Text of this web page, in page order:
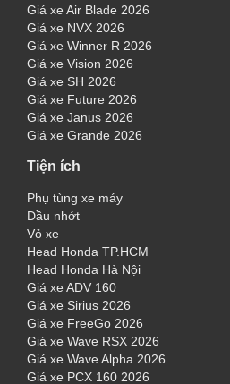
Giá xe Air Blade 2026
Giá xe NVX 2026
Giá xe Winner R 2026
Giá xe Vision 2026
Giá xe SH 2026
Giá xe Future 2026
Giá xe Janus 2026
Giá xe Grande 2026
Tiện ích
Phụ tùng xe máy
Dầu nhớt
Vỏ xe
Head Honda TP.HCM
Head Honda Hà Nội
Giá xe ADV 160
Giá xe Sirius 2026
Giá xe FreeGo 2026
Giá xe Wave RSX 2026
Giá xe Wave Alpha 2026
Giá xe PCX 160 2026